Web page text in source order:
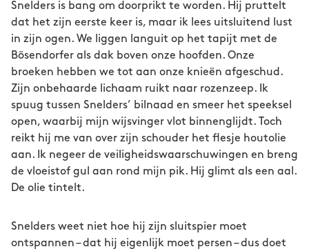
Snelders is bang om doorprikt te worden. Hij pruttelt
dat het zijn eerste keer is, maar ik lees uitsluitend lust
in zijn ogen. We liggen languit op het tapijt met de
Bösendorfer als dak boven onze hoofden. Onze
broeken hebben we tot aan onze knieën afgeschud.
Zijn onbehaarde lichaam ruikt naar rozenzeep. Ik
spuug tussen Snelders’ bilnaad en smeer het speeksel
open, waarbij mijn wijsvinger vlot binnenglijdt. Toch
reikt hij me van over zijn schouder het flesje houtolie
aan. Ik negeer de veiligheidswaarschuwingen en breng
de vloeistof gul aan rond mijn pik. Hij glimt als een aal.
De olie tintelt.
Snelders weet niet hoe hij zijn sluitspier moet
ontspannen – dat hij eigenlijk moet persen – dus doet